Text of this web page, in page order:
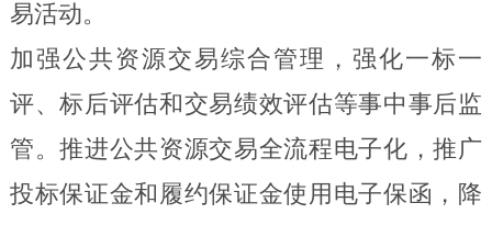
易活动。
加强公共资源交易综合管理，强化一标一
评、标后评估和交易绩效评估等事中事后监
管。推进公共资源交易全流程电子化，推广
投标保证金和履约保证金使用电子保函，降